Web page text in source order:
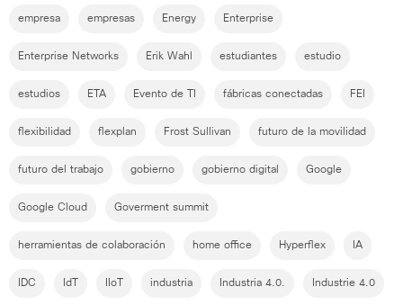
empresa empresas Energy Enterprise
Enterprise Networks Erik Wahl estudiantes estudio
estudios ETA Evento de TI fábricas conectadas FEI
flexibilidad flexplan Frost Sullivan futuro de la movilidad
futuro del trabajo gobierno gobierno digital Google
Google Cloud Goverment summit
herramientas de colaboración home office Hyperflex IA
IDC IdT IIoT industria Industria 4.0. Industrie 4.0